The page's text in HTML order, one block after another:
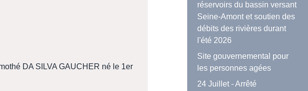
DA SILVA GAUCHER né le 1er
réservoirs du bassin versant
Seine-Amont et soutien des
débits des rivières durant
l'été 2026
Site gouvernemental pour
les personnes agées
24 Juillet - Arrêté